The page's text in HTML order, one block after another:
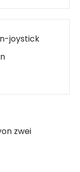
joystick
zwei